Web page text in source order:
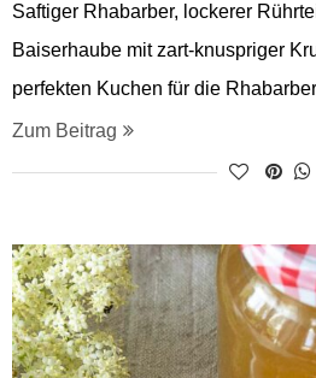
Saftiger Rhabarber, lockerer
Baiserhaube mit zart-knuspriger
perfekten Kuchen für die
Zum Beitrag